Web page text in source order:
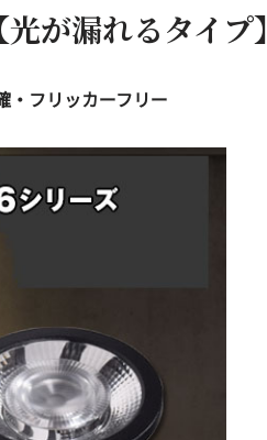
が漏れるタイプ】
・フリッカーフリー